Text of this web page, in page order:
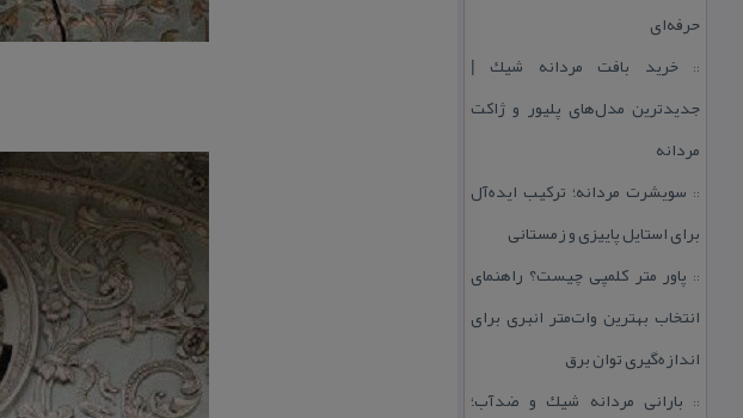
حرفه‌ای
::خرید بافت مردانه شیك |
جدیدترین مدل‌های پلیور و ژاكت
مردانه
:: سویشرت مردانه؛ تركیب ایده‌آل
برای استایل پاییزی و زمستانی
:: پاور متر كلمپی چیست؟ راهنمای
انتخاب بهترین وات‌متر انبری برای
اندازه‌گیری توان برق
:: بارانی مردانه شیك و ضدآب؛